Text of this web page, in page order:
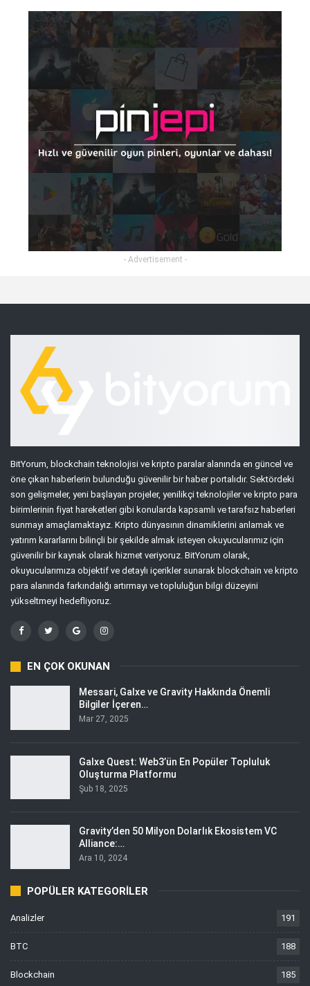
- Advertisement -
BitYorum, blockchain teknolojisi ve kripto paralar alanında en güncel ve
öne çıkan haberlerin bulunduğu güvenilir bir haber portalıdır. Sektördeki
son gelişmeler, yeni başlayan projeler, yenilikçi teknolojiler ve kripto para
birimlerinin fiyat hareketleri gibi konularda kapsamlı ve tarafsız haberleri
sunmayı amaçlamaktayız. Kripto dünyasının dinamiklerini anlamak ve
yatırım kararlarını bilinçli bir şekilde almak isteyen okuyucularımız için
güvenilir bir kaynak olarak hizmet veriyoruz. BitYorum olarak,
okuyucularımıza objektif ve detaylı içerikler sunarak blockchain ve kripto
para alanında farkındalığı artırmayı ve topluluğun bilgi düzeyini
yükseltmeyi hedefliyoruz.
EN ÇOK OKUNAN
Messari, Galxe ve Gravity Hakkında Önemli
Bilgiler İçeren…
Mar 27, 2025
Galxe Quest: Web3’ün En Popüler Topluluk
Oluşturma Platformu
Şub 18, 2025
Gravity’den 50 Milyon Dolarlık Ekosistem VC
Alliance:…
Ara 10, 2024
POPÜLER KATEGORILER
Analizler 191
BTC 188
Blockchain 185